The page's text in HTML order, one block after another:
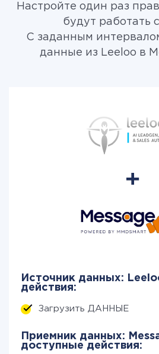
Настройте один раз
будут работать
С заданным
данные из Leeloo в
Источник данных:
действия:
Загрузить ДАННЫЕ
Приемник данных:
доступные действия: